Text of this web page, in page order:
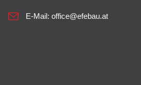
E-Mail: office@efebau.at